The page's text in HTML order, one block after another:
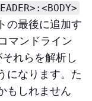
の最後に追加す
マンドライン
れらを解析し
になります。た
もしれません